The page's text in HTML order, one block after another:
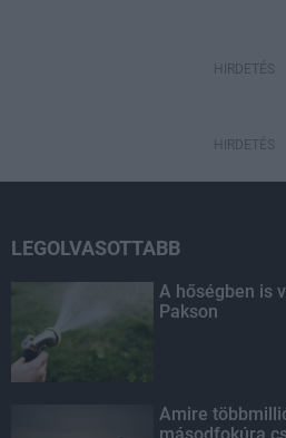
HIRDETÉS
HIRDETÉS
LEGOLVASOTTABB
A hőségben is
Pakson
Amire